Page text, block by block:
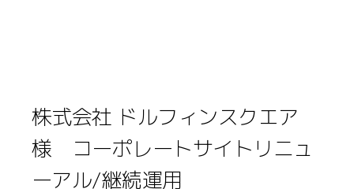
株式会社 ドルフィンスクエア
様 コーポレートサイトリニュ
ーアル/継続運用